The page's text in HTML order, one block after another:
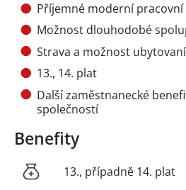
Příjemné moderní
Možnost dlouhodobé
Strava a možnost ubytovaní
13., 14. plat
Další zaměstnanecké
společností
Benefity
13., případně 14. plat